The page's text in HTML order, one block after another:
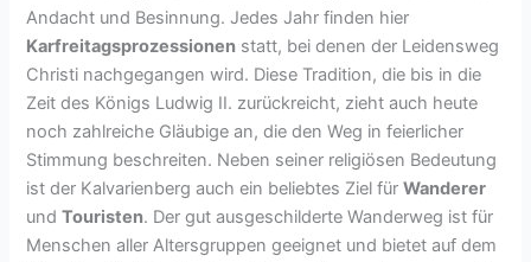
Andacht und Besinnung. Jedes Jahr finden hier
Karfreitagsprozessionen statt, bei denen der Leidensweg
Christi nachgegangen wird. Diese Tradition, die bis in die
Zeit des Königs Ludwig II. zurückreicht, zieht auch heute
noch zahlreiche Gläubige an, die den Weg in feierlicher
Stimmung beschreiten. Neben seiner religiösen Bedeutung
ist der Kalvarienberg auch ein beliebtes Ziel fürWanderer
undTouristen. Der gut ausgeschilderte Wanderweg ist für
Menschen aller Altersgruppen geeignet und bietet auf dem